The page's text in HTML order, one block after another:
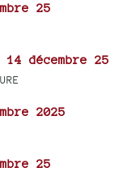
25
décembre 25
2025
25